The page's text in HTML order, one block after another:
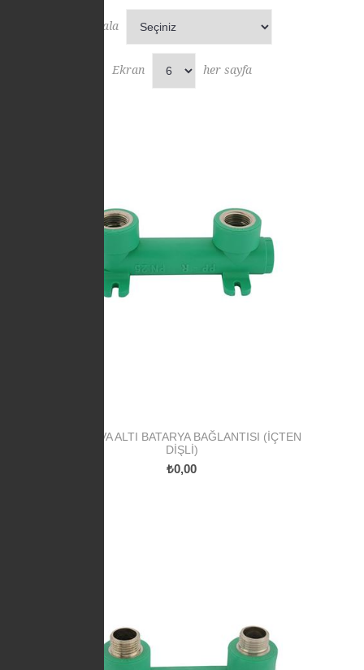
Sırala
Ekran her sayfa
PPR SIVA ALTI BATARYA BAĞLANTISI (İÇTEN
DIŞLI)
₺0,00